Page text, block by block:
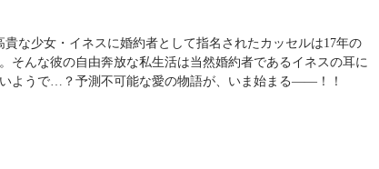
な少女・イネスに婚約者として指名されたカッセルは17年の
そんな彼の自由奔放な私生活は当然婚約者であるイネスの耳に
ようで…？予測不可能な愛の物語が、いま始まる――！！